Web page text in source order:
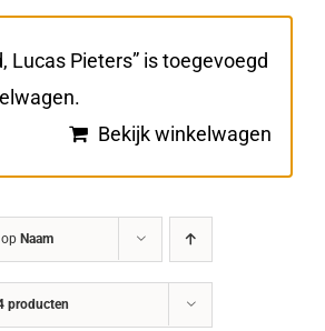
Lucas Pieters” is toegevoegd
Bekijk winkelwagen
Naam
producten